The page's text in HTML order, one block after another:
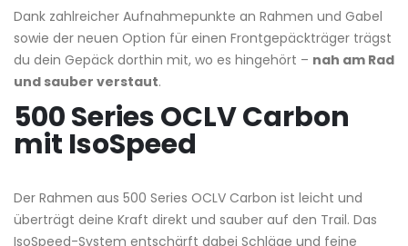
Dank zahlreicher Aufnahmepunkte an Rahmen und Gabel
sowie der neuen Option für einen Frontgepäckträger trägst
du dein Gepäck dorthin mit, wo es hingehört – nah am Rad
und sauber verstaut.
500 Series OCLV Carbon
mit IsoSpeed
Der Rahmen aus 500 Series OCLV Carbon ist leicht und
überträgt deine Kraft direkt und sauber auf den Trail. Das
IsoSpeed-System entschärft dabei Schläge und feine